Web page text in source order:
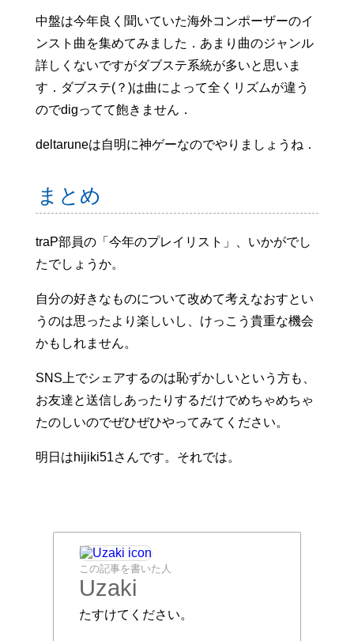
中盤は今年良く聞いていた海外コンポーザーのイ
ンスト曲を集めてみました．あまり曲のジャンル
詳しくないですがダブステ系統が多いと思いま
す．ダブステ(？)は曲によって全くリズムが違う
のでdigってて飽きません．
deltaruneは自明に神ゲーなのでやりましょうね．
まとめ
traP部員の「今年のプレイリスト」、いかがでし
たでしょうか。
自分の好きなものについて改めて考えなおすとい
うのは思ったより楽しいし、けっこう貴重な機会
かもしれません。
SNS上でシェアするのは恥ずかしいという方も、
お友達と送信しあったりするだけでめちゃめちゃ
たのしいのでぜひぜひやってみてください。
明日はhijiki51さんです。それでは。
この記事を書いた人
Uzaki
たすけてください。